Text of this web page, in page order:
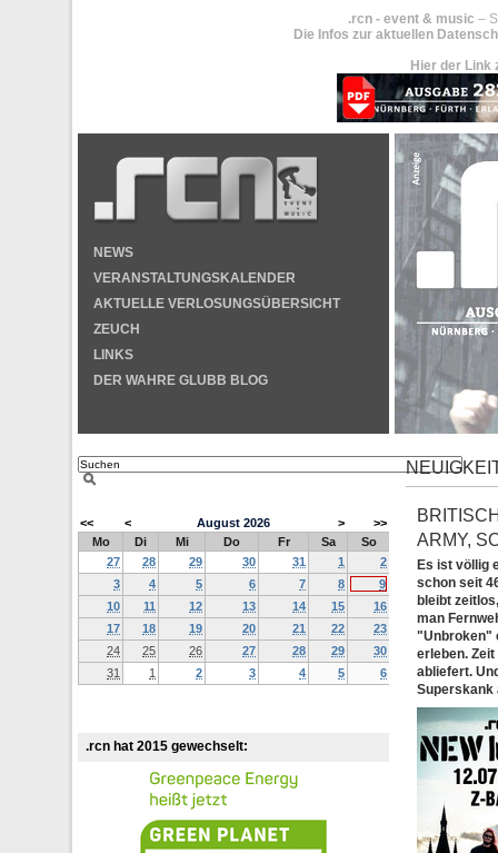
.rcn - event & music –
Die Infos zur aktuellen
Hier der Link
NEWS
VERANSTALTUNGSKALENDER
AKTUELLE VERLOSUNGSÜBERSICHT
ZEUCH
LINKS
DER WAHRE GLUBB BLOG
<< < August 2026 >
>>
Mo
Di Mi Do Fr Sa
So
27
28 29 30 31 1
2
3
4 5 6 7 8
9
10
11 12 13 14 15
16
17
18 19 20 21 22
23
24
25 26 27 28 29
30
31
1 2 3 4 5 6
.rcn hat 2015 gewechselt:
ARMY,
Es ist völlig
schon seit
bleibt
man
"Unbroken"
erleben.
abliefert.
Superskank